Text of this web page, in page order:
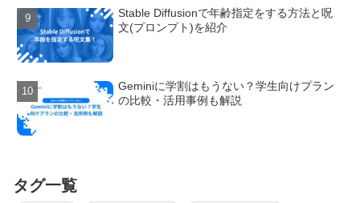
Stable Diffusionで年齢指定をする方法と呪
文(プロンプト)を紹介
Geminiに学割はもうない？学生向けプラン
の比較・活用事例も解説
タグ一覧